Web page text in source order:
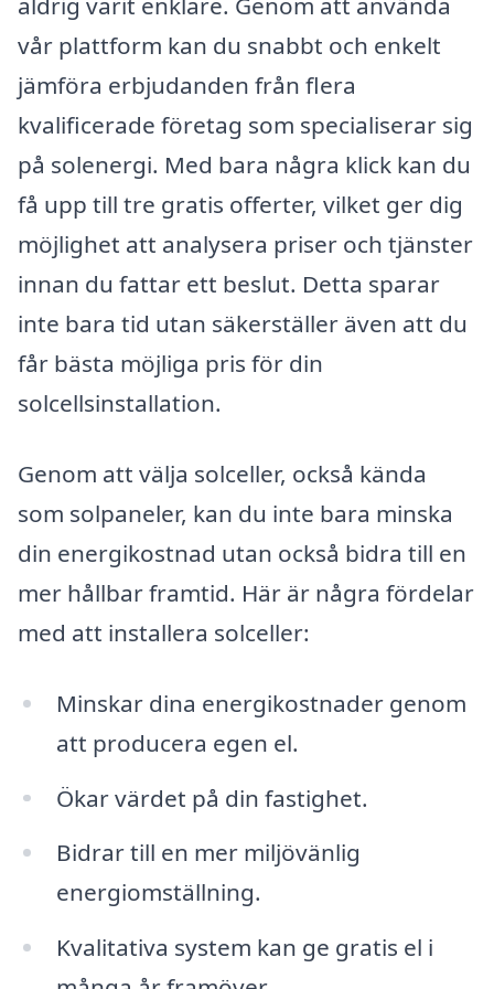
vår plattform kan du snabbt och enkelt
jämföra erbjudanden från flera
kvalificerade företag som specialiserar sig
på solenergi. Med bara några klick kan du
få upp till tre gratis offerter, vilket ger dig
möjlighet att analysera priser och tjänster
innan du fattar ett beslut. Detta sparar
inte bara tid utan säkerställer även att du
får bästa möjliga pris för din
solcellsinstallation.
Genom att välja solceller, också kända
som solpaneler, kan du inte bara minska
din energikostnad utan också bidra till en
mer hållbar framtid. Här är några fördelar
med att installera solceller:
Minskar dina energikostnader genom
att producera egen el.
Ökar värdet på din fastighet.
Bidrar till en mer miljövänlig
energiomställning.
Kvalitativa system kan ge gratis el i